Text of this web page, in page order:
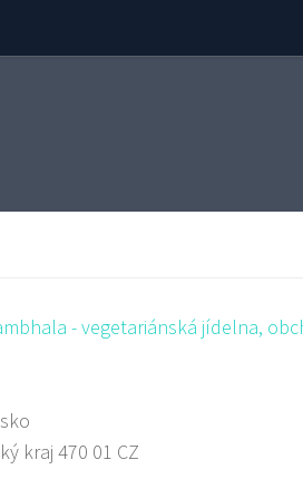
kraj 470 01 CZ